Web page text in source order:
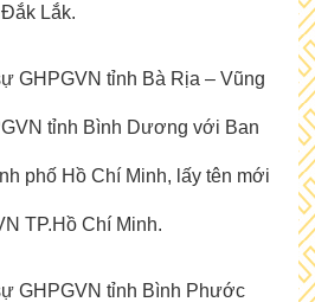
Lắk.
GHPGVN tỉnh Bà Rịa – Vũng
tỉnh Bình Dương với Ban
phố Hồ Chí Minh, lấy tên mới
TP.Hồ Chí Minh.
GHPGVN tỉnh Bình Phước